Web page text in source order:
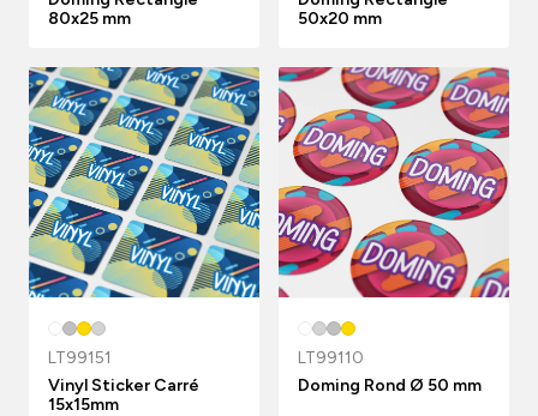
80x25 mm
50x20 mm
LT99151
Vinyl Sticker Carré
15x15mm
LT99110
Doming Rond Ø 50 mm